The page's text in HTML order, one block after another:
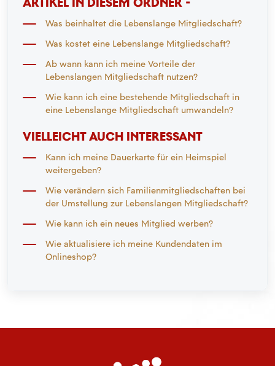
Was beinhaltet die Lebenslange Mitgliedschaft?
Was kostet eine Lebenslange Mitgliedschaft?
Ab wann kann ich meine Vorteile der
Lebenslangen Mitgliedschaft nutzen?
Wie kann ich eine bestehende Mitgliedschaft in
eine Lebenslange Mitgliedschaft umwandeln?
VIELLEICHT AUCH INTERESSANT
Kann ich meine Dauerkarte für ein Heimspiel
weitergeben?
Wie verändern sich Familienmitgliedschaften bei
der Umstellung zur Lebenslangen Mitgliedschaft?
Wie kann ich ein neues Mitglied werben?
Wie aktualisiere ich meine Kundendaten im
Onlineshop?